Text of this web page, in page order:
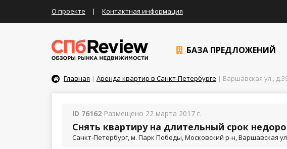
О проекте | Контактная информация
БАЗА ПРЕДЛОЖЕНИЙ
Главная | Аренда квартир в Санкт-Петербурге | Варшавская ул.,
ID 76162 Размещено 22 марта 2017 г.
Снять квартиру на длительный срок
Санкт-Петербург, м. Парк Победы, Московский р-н, Варшавская